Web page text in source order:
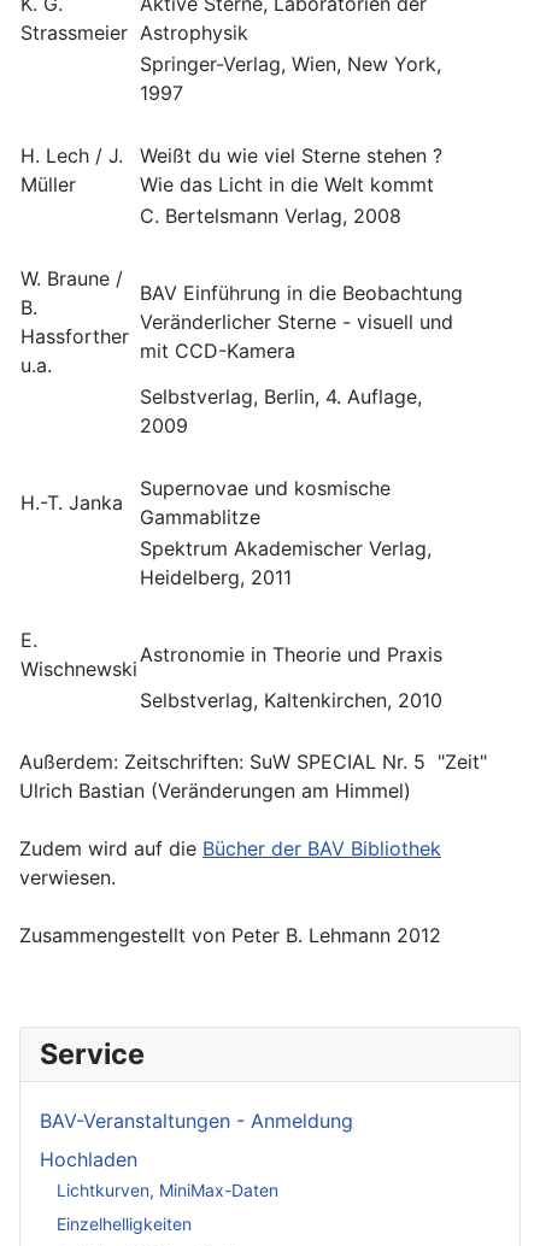
Strassmeier Astrophysik
Springer-Verlag, Wien, New York,
1997
H. Lech / J.
Müller
Weißt du wie viel Sterne stehen ?
Wie das Licht in die Welt kommt
C. Bertelsmann Verlag, 2008
W. Braune /
B.
Hassforther
u.a.
BAV Einführung in die Beobachtung
Veränderlicher Sterne - visuell und
mit CCD-Kamera
Selbstverlag, Berlin, 4. Auflage,
2009
H.-T. Janka
Supernovae und kosmische
Gammablitze
Spektrum Akademischer Verlag,
Heidelberg, 2011
E.
Wischnewski
Astronomie in Theorie und Praxis
Selbstverlag, Kaltenkirchen, 2010
Außerdem: Zeitschriften: SuW SPECIAL Nr. 5 "Zeit"
Ulrich Bastian (Veränderungen am Himmel)
Zudem wird auf die Bücher der BAV Bibliothek
verwiesen.
Zusammengestellt von Peter B. Lehmann 2012
Service
BAV-Veranstaltungen - Anmeldung
Hochladen
Lichtkurven, MiniMax-Daten
Einzelhelligkeiten